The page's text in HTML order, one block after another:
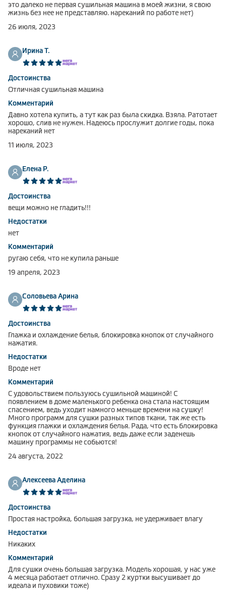
это далеко не первая сушильная машина в моей жизни, я свою
жизнь без нее не представляю. нареканий по работе нет)
26 июля, 2023
Ирина Т.
Достоинства
Отличная сушильная машина
Комментарий
Давно хотела купить, а тут как раз была скидка. Взяла. Ратотает
хорошо, слив не нужен. Надеюсь прослужит долгие годы, пока
нареканий нет
11 июля, 2023
Елена Р.
Достоинства
вещи можно не гладить!!!
Недостатки
нет
Комментарий
ругаю себя, что не купила раньше
19 апреля, 2023
Соловьева Арина
Достоинства
Глажка и охлаждение белья, блокировка кнопок от случайного
нажатия.
Недостатки
Вроде нет
Комментарий
С удовольствием пользуюсь сушильной машиной! С
появлением в доме маленького ребенка она стала настоящим
спасением, ведь уходит намного меньше времени на сушку!
Много программ для сушки разных типов ткани, так же есть
функция глажки и охлаждения белья. Рада, что есть блокировка
кнопок от случайного нажатия, ведь даже если заденешь
машину программы не собьются!
24 августа, 2022
Алексеева Аделина
Достоинства
Простая настройка, большая загрузка, не удерживает влагу
Недостатки
Никаких
Комментарий
Для сушки очень большая загрузка. Модель хорошая, у нас уже
4 месяца работает отлично. Сразу 2 куртки высушивает до
идеала и пуховики тоже)